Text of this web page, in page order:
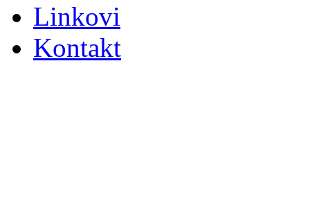
Linkovi
Kontakt